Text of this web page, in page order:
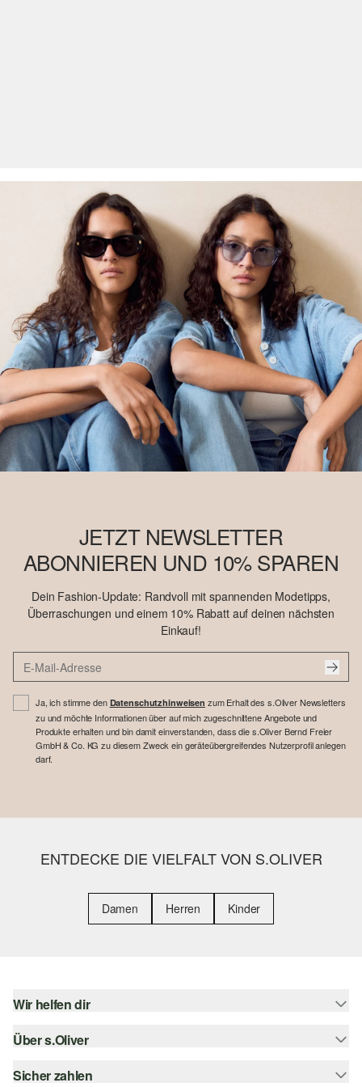
JETZT NEWSLETTER
ABONNIEREN UND 10% SPAREN
Dein Fashion-Update: Randvoll mit spannenden Modetipps,
Überraschungen und einem 10% Rabatt auf deinen nächsten
Einkauf!
Ja, ich stimme den Datenschutzhinweisen zum Erhalt des s.Oliver Newsletters
zu und möchte Informationen über auf mich zugeschnittene Angebote und
Produkte erhalten und bin damit einverstanden, dass die s.Oliver Bernd Freier
GmbH & Co. KG zu diesem Zweck ein geräteübergreifendes Nutzerprofil anlegen
darf.
ENTDECKE DIE VIELFALT VON S.OLIVER
Damen Herren Kinder
Wir helfen dir
Hilfe & FAQ
Größenberatung
Über s.Oliver
s.Oliver Magazin
Sicher zahlen